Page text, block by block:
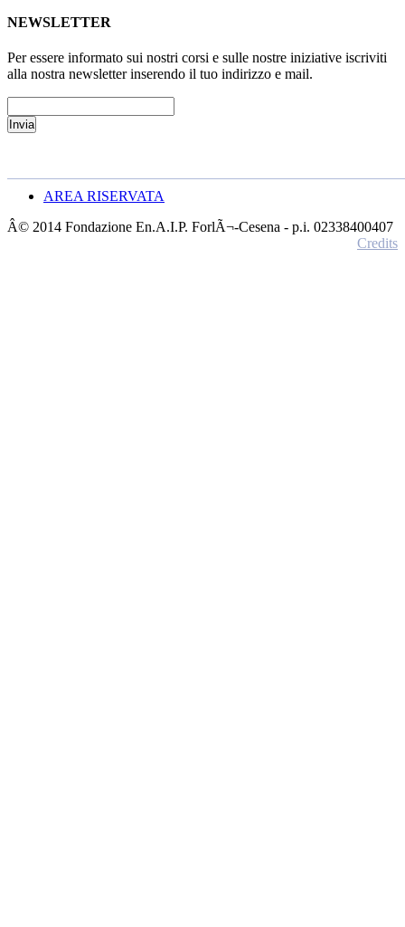
NEWSLETTER
Per essere informato sui nostri corsi e sulle nostre iniziative iscriviti
alla nostra newsletter inserendo il tuo indirizzo e mail.
AREA RISERVATA
Â© 2014 Fondazione En.A.I.P. ForlÃ¬-Cesena - p.i. 02338400407
Credits